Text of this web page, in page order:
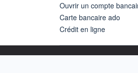
Ouvrir un compte
Carte bancaire ado
Crédit en ligne